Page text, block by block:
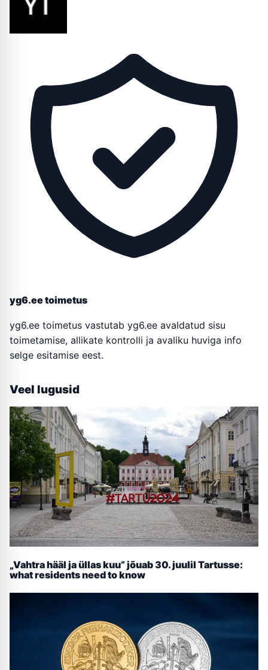
yg6.ee toimetus
yg6.ee toimetus vastutab yg6.ee avaldatud sisu
toimetamise, allikate kontrolli ja avaliku huviga info
selge esitamise eest.
Veel lugusid
„Vahtra hääl ja üllas kuu” jõuab 30. juulil Tartusse:
what residents need to know